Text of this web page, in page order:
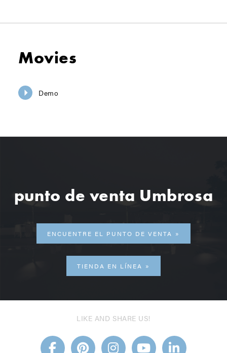
Movies
Demo
punto de venta Umbrosa
ENCUENTRE EL PUNTO DE VENTA
TIENDA EN LÍNEA
LIKE AND SHARE US!